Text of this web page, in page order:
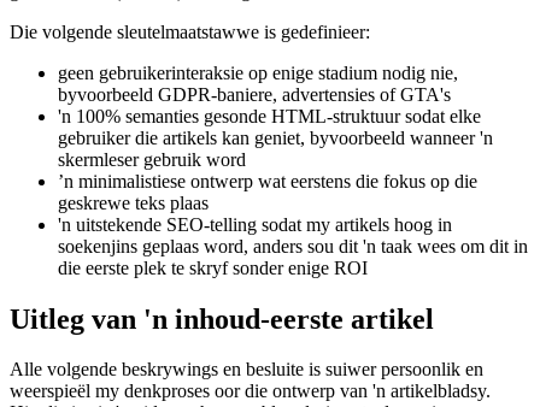
groot doel voor oë gehad: die inhoud kom eerste. Geen advertensies,
eenvoudig die mees minimalistiese ontwerp moontlik hê om die
grootste lees- (en leer-) ervaring moontlik te bied.
Die volgende sleutelmaatstawwe is gedefinieer:
geen gebruikerinteraksie op enige stadium nodig nie,
byvoorbeeld GDPR-baniere, advertensies of GTA's
'n 100% semanties gesonde HTML-struktuur sodat elke
gebruiker die artikels kan geniet, byvoorbeeld wanneer 'n
skermleser gebruik word
geskrewe teks plaas
'n uitstekende SEO-telling sodat my artikels hoog in
die eerste plek te skryf sonder enige ROI